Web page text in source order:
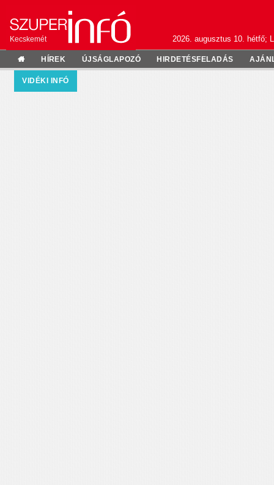
Kecskemét 2026. augusztus 10. hétfő;
HÍREK ÚJSÁGLAPOZÓ HIRDETÉSFELADÁS
VIDÉKI INFÓ